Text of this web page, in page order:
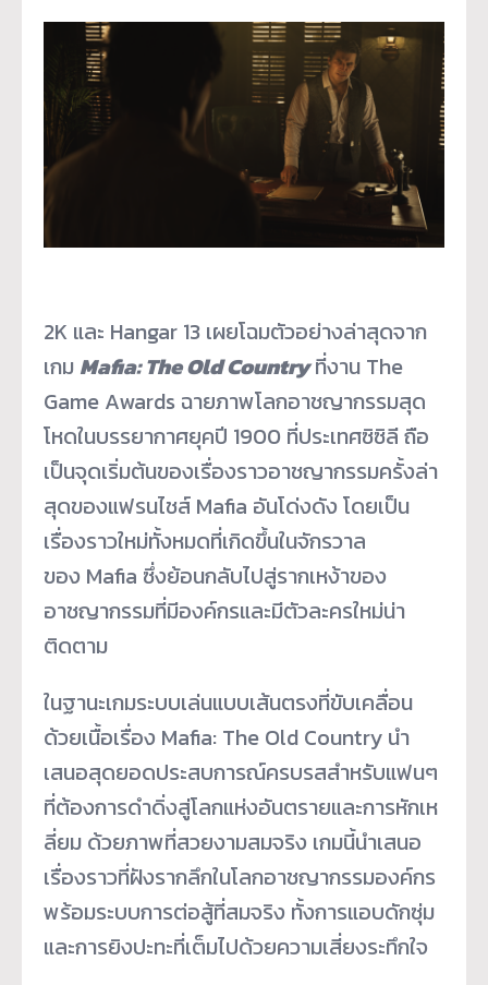
2K และ Hangar 13 เผยโฉมตัวอย่างล่าสุดจาก
เกม Mafia: The Old Countryที่งาน The
Game Awards ฉายภาพโลกอาชญากรรมสุด
โหดในบรรยากาศยุคปี 1900 ที่ประเทศซิซิลี ถือ
เป็นจุดเริ่มต้นของเรื่องราวอาชญากรรมครั้งล่า
สุดของแฟรนไชส์ ​​Mafia อันโด่งดัง โดยเป็น
เรื่องราวใหม่ทั้งหมดที่เกิดขึ้นในจักรวาล
ของ Mafia ซึ่งย้อนกลับไปสู่รากเหง้าของ
อาชญากรรมที่มีองค์กรและมีตัวละครใหม่น่า
ติดตาม
ในฐานะเกมระบบเล่นแบบเส้นตรงที่ขับเคลื่อน
ด้วยเนื้อเรื่อง Mafia: The Old Country นำ
เสนอสุดยอดประสบการณ์ครบรสสำหรับแฟนๆ
ที่ต้องการดำดิ่งสู่โลกแห่งอันตรายและการหักเห
ลี่ยม ด้วยภาพที่สวยงามสมจริง เกมนี้นำเสนอ
เรื่องราวที่ฝังรากลึกในโลกอาชญากรรมองค์กร
พร้อมระบบการต่อสู้ที่สมจริง ทั้งการแอบดักซุ่ม
และการยิงปะทะที่เต็มไปด้วยความเสี่ยงระทึกใจ